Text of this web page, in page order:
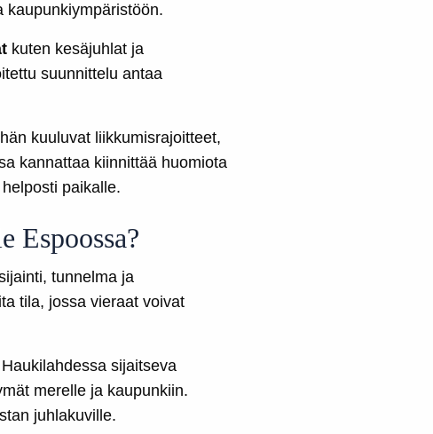
kaupunkiympäristöön.
kuten kesäjuhlat ja
suunnittelu antaa
kuuluvat liikkumisrajoitteet,
kannattaa kiinnittää huomiota
paikalle.
Espoossa?
tunnelma ja
tila, jossa vieraat voivat
sijaitseva
merelle ja kaupunkiin.
juhlakuville.